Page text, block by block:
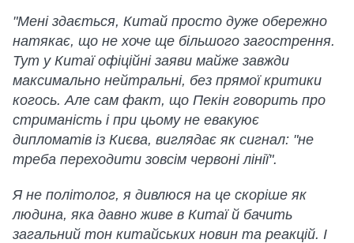
"Мені здається, Китай просто дуже обережно
натякає, що не хоче ще більшого загострення.
Тут у Китаї офіційні заяви майже завжди
максимально нейтральні, без прямої критики
когось. Але сам факт, що Пекін говорить про
стриманість і при цьому не евакуює
дипломатів із Києва, виглядає як сигнал: "не
треба переходити зовсім червоні лінії".
Я не політолог, я дивлюся на це скоріше як
людина, яка давно живе в Китаї й бачить
загальний тон китайських новин та реакцій. І